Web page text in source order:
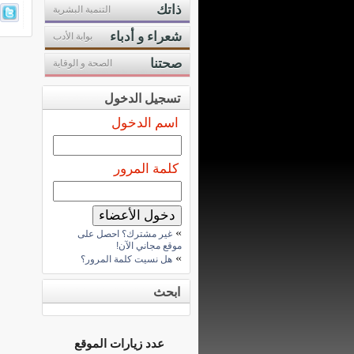
ذاتك التنمية البشرية
شعراء و أدباء بوابة الأدب
صحتنا الصحة و الوقاية
تسجيل الدخول
اسم الدخول
كلمة المرور
» غير مشترك؟ احصل على
موقع مجاني الآن!
» هل نسيت كلمة المرور؟
ابحث
عدد زيارات الموقع